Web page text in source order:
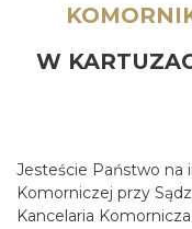
W
Jesteście Państwo na
Komorniczej przy
Kancelaria